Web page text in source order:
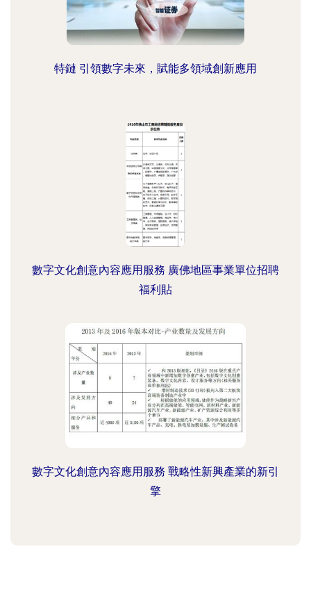
特鏈 引領數字未來，賦能多領域創新應用
數字文化創意內容應用服務 廣佛地區事業單位招聘
福利貼
數字文化創意內容應用服務 戰略性新興產業的新引
擎